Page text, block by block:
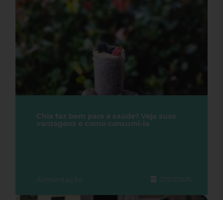
Chia faz bem para a saúde? Veja suas
vantagens e como consumi-la
Alimentação 27/07/2026